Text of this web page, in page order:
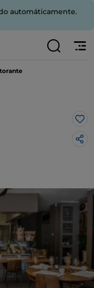
automáticamente.
Me